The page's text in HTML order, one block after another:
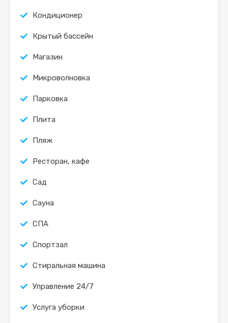
Кондиционер
Крытый бассейн
Магазин
Микроволновка
Парковка
Плита
Пляж
Ресторан, кафе
Сад
Сауна
СПА
Спортзал
Стиральная машина
Управление 24/7
Услуга уборки